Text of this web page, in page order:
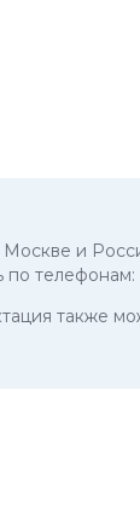
и
по телефонам:
также